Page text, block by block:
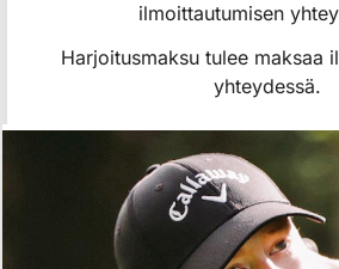
ilmoittautumisen
Harjoitusmaksu tulee maksaa
yhteydessä.​​​​​​​